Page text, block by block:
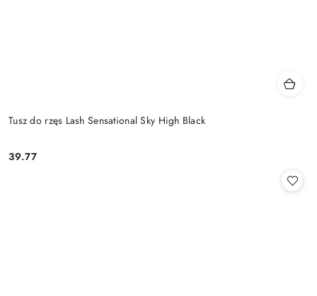
Tusz do rzęs Lash Sensational Sky High Black
Cena:
39.77